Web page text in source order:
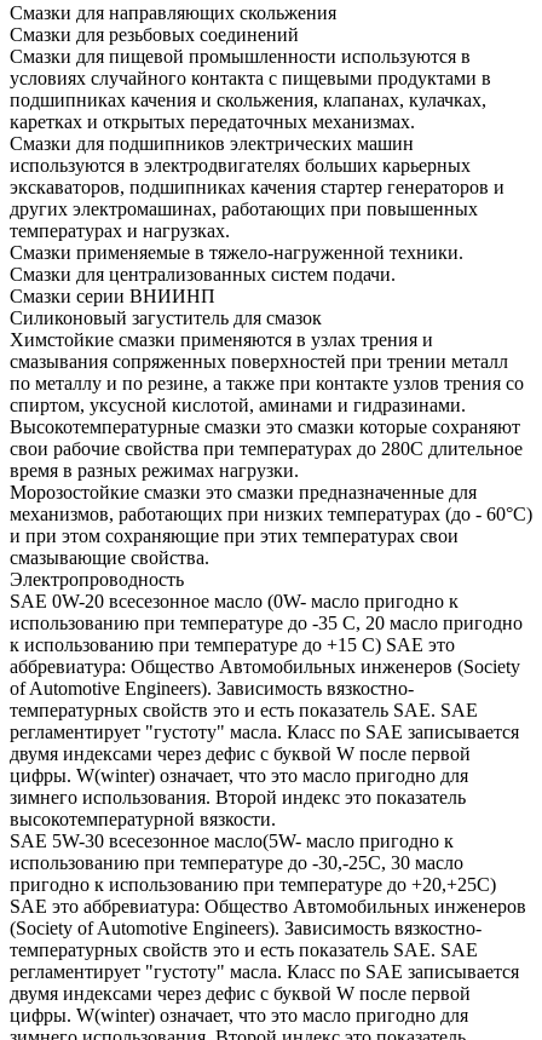
Смазки для направляющих скольжения
Смазки для резьбовых соединений
Смазки для пищевой промышленности используются в
условиях случайного контакта с пищевыми продуктами в
подшипниках качения и скольжения, клапанах, кулачках,
каретках и открытых передаточных механизмах.
Смазки для подшипников электрических машин
используются в электродвигателях больших карьерных
экскаваторов, подшипниках качения стартер генераторов и
других электромашинах, работающих при повышенных
температурах и нагрузках.
Смазки применяемые в тяжело-нагруженной техники.
Смазки для централизованных систем подачи.
Смазки серии ВНИИНП
Силиконовый загуститель для смазок
Химстойкие смазки применяются в узлах трения и
смазывания сопряженных поверхностей при трении металл
по металлу и по резине, а также при контакте узлов трения со
спиртом, уксусной кислотой, аминами и гидразинами.
Высокотемпературные смазки это смазки которые сохраняют
свои рабочие свойства при температурах до 280С длительное
время в разных режимах нагрузки.
Морозостойкие смазки это смазки предназначенные для
механизмов, работающих при низких температурах (до - 60°С)
и при этом сохраняющие при этих температурах свои
смазывающие свойства.
Электропроводность
SAE 0W-20 всесезонное масло (0W- масло пригодно к
использованию при температуре до -35 С, 20 масло пригодно
к использованию при температуре до +15 С) SAE это
аббревиатура: Общество Автомобильных инженеров (Society
of Automotive Engineers). Зависимость вязкостно-
температурных свойств это и есть показатель SAE. SAE
регламентирует "густоту" масла. Класс по SAE записывается
двумя индексами через дефис с буквой W после первой
цифры. W(winter) означает, что это масло пригодно для
зимнего использования. Второй индекс это показатель
высокотемпературной вязкости.
SAE 5W-30 всесезонное масло(5W- масло пригодно к
использованию при температуре до -30,-25С, 30 масло
пригодно к использованию при температуре до +20,+25С)
SAE это аббревиатура: Общество Автомобильных инженеров
(Society of Automotive Engineers). Зависимость вязкостно-
температурных свойств это и есть показатель SAE. SAE
регламентирует "густоту" масла. Класс по SAE записывается
двумя индексами через дефис с буквой W после первой
цифры. W(winter) означает, что это масло пригодно для